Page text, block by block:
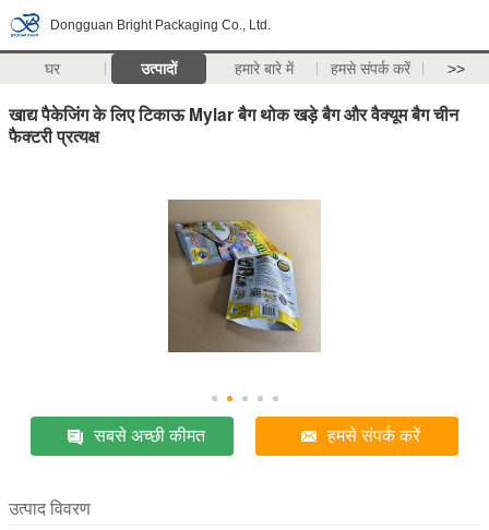
Dongguan Bright Packaging Co., Ltd.
घर उत्पादों हमारे बारे में हमसे संपर्क करें >>
खाद्य पैकेजिंग के लिए टिकाऊ Mylar बैग थोक खड़े बैग और वैक्यूम बैग चीन
फैक्टरी प्रत्यक्ष
सबसे अच्छी कीमत हमसे संपर्क करें
उत्पाद विवरण